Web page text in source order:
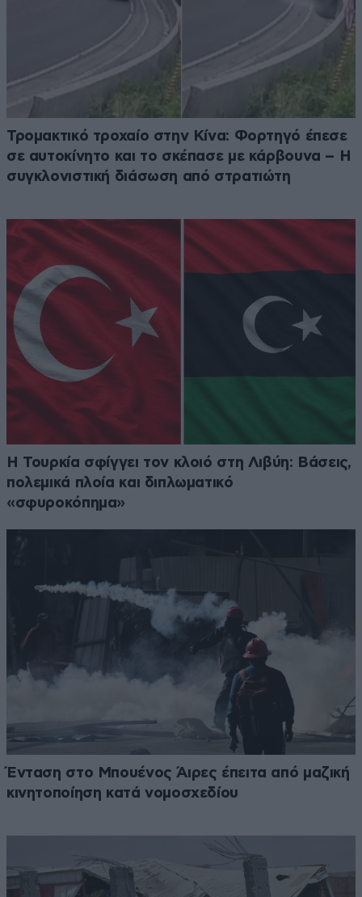
Τρομακτικό τροχαίο στην Κίνα: Φορτηγό έπεσε
σε αυτοκίνητο και το σκέπασε με κάρβουνα – Η
συγκλονιστική διάσωση από στρατιώτη
Η Τουρκία σφίγγει τον κλοιό στη Λιβύη: Βάσεις,
πολεμικά πλοία και διπλωματικό
«σφυροκόπημα»
Ένταση στο Μπουένος Άιρες έπειτα από μαζική
κινητοποίηση κατά νομοσχεδίου